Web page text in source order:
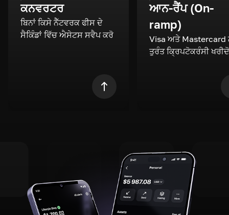
ਕਨਵਰਟਰ
ਬਿਨਾਂ ਕਿਸੇ ਨੈੱਟਵਰਕ ਫੀਸ ਦੇ
ਸੈਕਿੰਡਾਂ ਵਿੱਚ ਐਸੇਟਸ ਸਵੈਪ ਕਰੋ
ਆਨ-ਰੈਂਪ (On-
ramp)
Visa ਅਤੇ Mastercard
ਤੁਰੰਤ ਕ੍ਰਿਪਟੋਕਰੰਸੀ ਖਰੀਦੋ